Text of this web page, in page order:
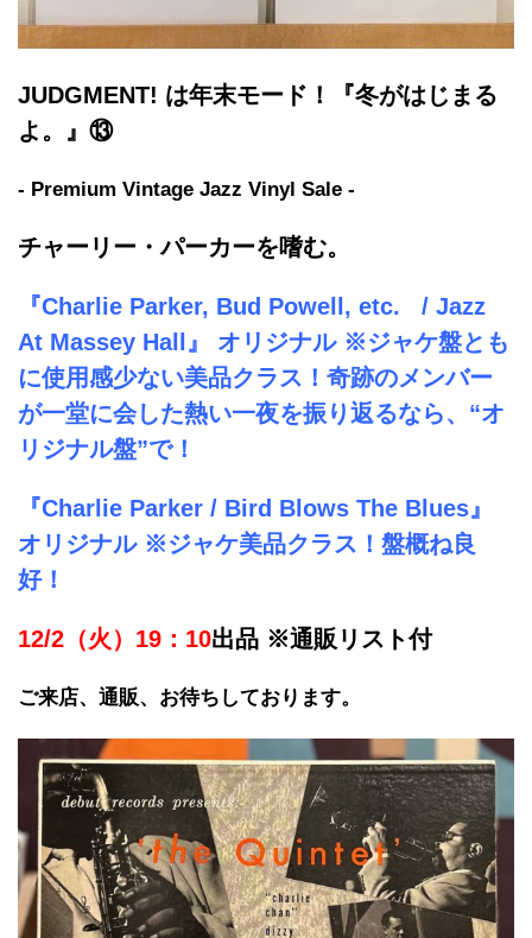
JUDGMENT! は年末モード！『冬がはじまる
よ。』⑬
- Premium Vintage Jazz Vinyl Sale -
チャーリー・パーカーを嗜む。
『Charlie Parker, Bud Powell, etc. / Jazz
At Massey Hall』 オリジナル ※ジャケ盤とも
に使用感少ない美品クラス！奇跡のメンバー
が一堂に会した熱い一夜を振り返るなら、“オ
リジナル盤”で！
『Charlie Parker / Bird Blows The Blues』
オリジナル ※ジャケ美品クラス！盤概ね良
好！
12/2（火）19：10出品 ※通販リスト付
ご来店、通販、お待ちしております。